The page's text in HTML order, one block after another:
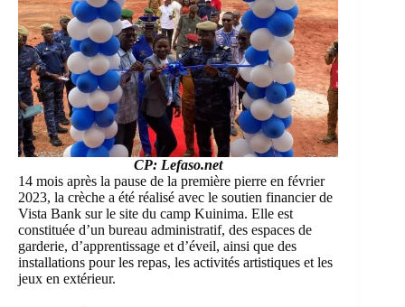
CP: Lefaso.net
14 mois après la pause de la première pierre en février
2023, la crèche a été réalisé avec le soutien financier de
Vista Bank sur le site du camp Kuinima. Elle est
constituée d’un bureau administratif, des espaces de
garderie, d’apprentissage et d’éveil, ainsi que des
installations pour les repas, les activités artistiques et les
jeux en extérieur.